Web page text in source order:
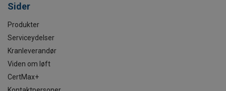
Sider
Produkter
Serviceydelser
Kranleverandør
Viden om løft
CertMax+